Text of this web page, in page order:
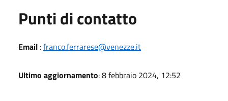
Punti di contatto
Email :franco.ferrarese@venezze.it
Ultimo aggiornamento: 8 febbraio 2024, 12:52